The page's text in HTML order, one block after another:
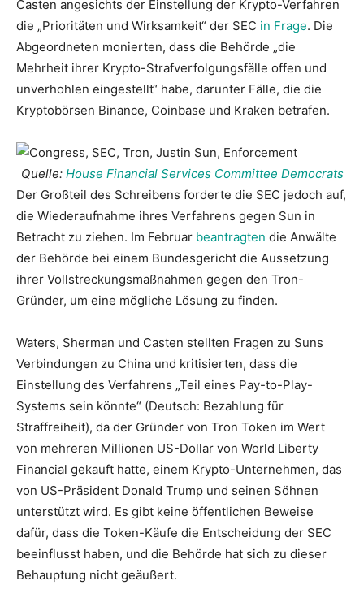
Casten angesichts der Einstellung der Krypto-Verfahren
die „Prioritäten und Wirksamkeit“ der SEC in Frage. Die
Abgeordneten monierten, dass die Behörde „die
Mehrheit ihrer Krypto-Strafverfolgungsfälle offen und
unverhohlen eingestellt“ habe, darunter Fälle, die die
Kryptobörsen Binance, Coinbase und Kraken betrafen.
Quelle: House Financial Services Committee Democrats
Der Großteil des Schreibens forderte die SEC jedoch auf,
die Wiederaufnahme ihres Verfahrens gegen Sun in
Betracht zu ziehen. Im Februar beantragten die Anwälte
der Behörde bei einem Bundesgericht die Aussetzung
ihrer Vollstreckungsmaßnahmen gegen den Tron-
Gründer, um eine mögliche Lösung zu finden.
Waters, Sherman und Casten stellten Fragen zu Suns
Verbindungen zu China und kritisierten, dass die
Einstellung des Verfahrens „Teil eines Pay-to-Play-
Systems sein könnte“ (Deutsch: Bezahlung für
Straffreiheit), da der Gründer von Tron Token im Wert
von mehreren Millionen US-Dollar von World Liberty
Financial gekauft hatte, einem Krypto-Unternehmen, das
von US-Präsident Donald Trump und seinen Söhnen
unterstützt wird. Es gibt keine öffentlichen Beweise
dafür, dass die Token-Käufe die Entscheidung der SEC
beeinflusst haben, und die Behörde hat sich zu dieser
Behauptung nicht geäußert.